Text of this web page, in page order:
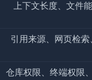
上下文长度、文件
引用来源、网页检索
仓库权限、终端权限